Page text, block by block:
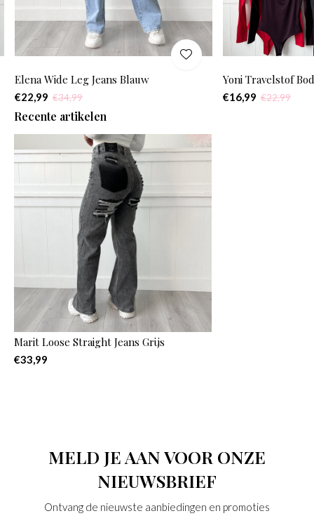
Elena Wide Leg Jeans Blauw
€22,99 €34,99
Yoni Travelstof
€16,99 €22,99
Recente artikelen
Marit Loose Straight Jeans Grijs
€33,99
MELD JE AAN VOOR ONZE
NIEUWSBRIEF
Ontvang de nieuwste aanbiedingen en promoties